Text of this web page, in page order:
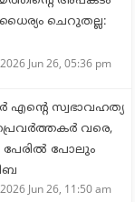
ചെറുതല്ല:
2026 Jun 26, 05:36 pm
സ്വഭാവഹത്യ
വരെ,
പേരില്‍ പോലും
2026 Jun 26, 11:50 am